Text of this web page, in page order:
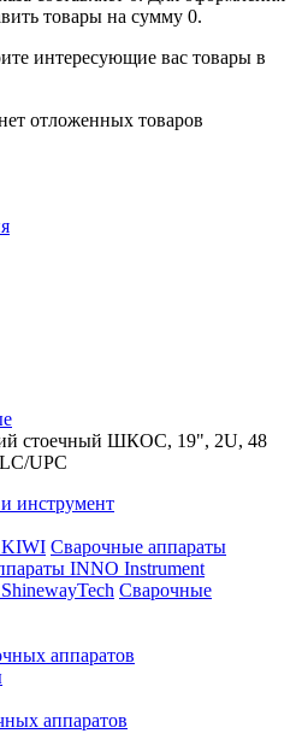
товары на сумму 0.
интересующие вас товары в
отложенных товаров
стоечный ШКОС, 19", 2U, 48
UPC
инструмент
KIWI Сварочные аппараты
INNO Instrument
Cварочные
аппаратов
аппаратов